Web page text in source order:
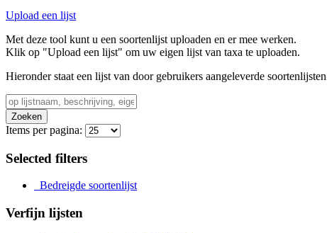
Upload een lijst
Met deze tool kunt u een soortenlijst uploaden en er mee werken.
Klik op "Upload een lijst" om uw eigen lijst van taxa te uploaden.
Hieronder staat een lijst van door gebruikers aangeleverde
Zoeken
Items per pagina:
Selected filters
Bedreigde soortenlijst
Verfijn lijsten